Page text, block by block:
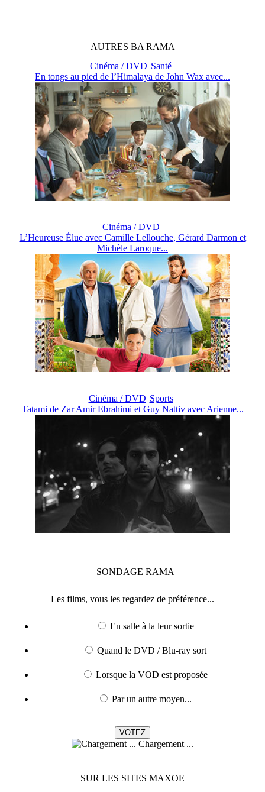
AUTRES BA RAMA
Cinéma / DVD Santé
En tongs au pied de l’Himalaya de John Wax avec...
Cinéma / DVD
L’Heureuse Élue avec Camille Lellouche, Gérard Darmon et
Michèle Laroque...
Cinéma / DVD Sports
Tatami de Zar Amir Ebrahimi et Guy Nattiv avec Arienne...
SONDAGE RAMA
Les films, vous les regardez de préférence...
En salle à la leur sortie
Quand le DVD / Blu-ray sort
Lorsque la VOD est proposée
Par un autre moyen...
Chargement ...
SUR LES SITES MAXOE